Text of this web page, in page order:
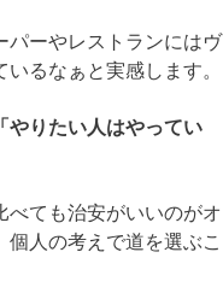
パーやレストランにはヴ
るなぁと実感します。
「やりたい人はやってい
ても治安がいいのがオ
個人の考えで道を選ぶこ